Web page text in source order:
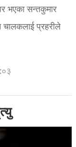
भएका सन्तकुमार
चालकलाई प्रहरीले